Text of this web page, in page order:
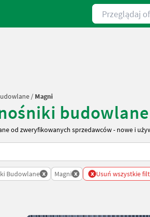
Przeglądaj oferty
/ Magni
od zweryfikowanych sprzedawców - nowe i
Budowlane x Magni x x Usuń wszystkie